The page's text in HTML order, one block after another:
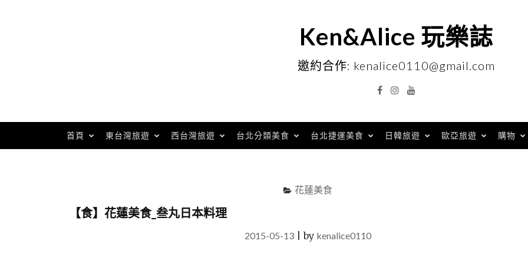
Ken&Alice 玩樂誌
邀約合作: kenalice0110@gmail.com
FacebookInstagramYouTube
首頁 東台灣旅遊 西台灣旅遊 台北分類美食 台北捷運美食 日韓旅遊 歐亞旅遊 購物
花蓮美食
【食】花蓮美食_叁丸日本料理
2015-05-13|by kenalice0110